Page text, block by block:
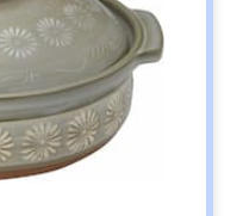
対応
27.5cm
家庭で気軽に使え
る軽い土鍋
幅29.2×高さ
9.5cm/口径